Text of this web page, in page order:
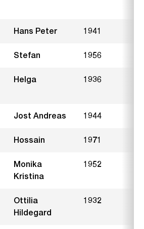
Hans Peter 1941
Stefan 1956
Helga 1936
Jost Andreas 1944
Hossain 1971
Monika
Kristina
1952
Ottilia
Hildegard
1932